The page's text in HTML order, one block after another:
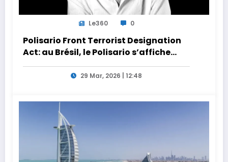
Le360 0
Polisario Front Terrorist Designation
Act: au Brésil, le Polisario s’affiche
dans la nébuleuse pro-Iran
29 Mar, 2026 | 12:48